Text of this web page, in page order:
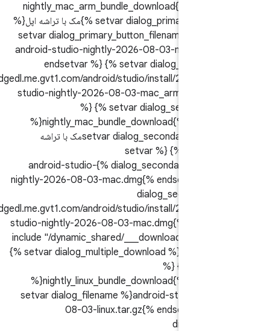
%}nightly_mac_arm_bundle_download{%
{% setvar dialog_primary_button_label %}مک با تراشه اپل{%
endsetvar %} {% setvar dialog_primary_button_filename
%}android-studio-nightly-2026-08-03-
endsetvar %} {% setvar
%}https://edgedl.me.gvt1.com/android/studio/install/
studio-nightly-2026-08-03-mac_arm.dmg{%
%} {% setvar
%}nightly_mac_bundle_download{%
setvar dialog_secondary_button_label %}مک با تراشه
اینتل{% endsetvar %} {% setvar
dialog_secondary_button_filename %}android-studio-
nightly-2026-08-03-mac.dmg{% endsetvar %}
%}https://edgedl.me.gvt1.com/android/studio/install/
studio-nightly-2026-08-03-mac.dmg{%
include "/dynamic_shared/
{% setvar dialog_multiple_download %}false{%
%}nightly_linux_bundle_download{%
setvar dialog_filename %}android-studio-
08-03-linux.tar.gz{% endsetvar %}